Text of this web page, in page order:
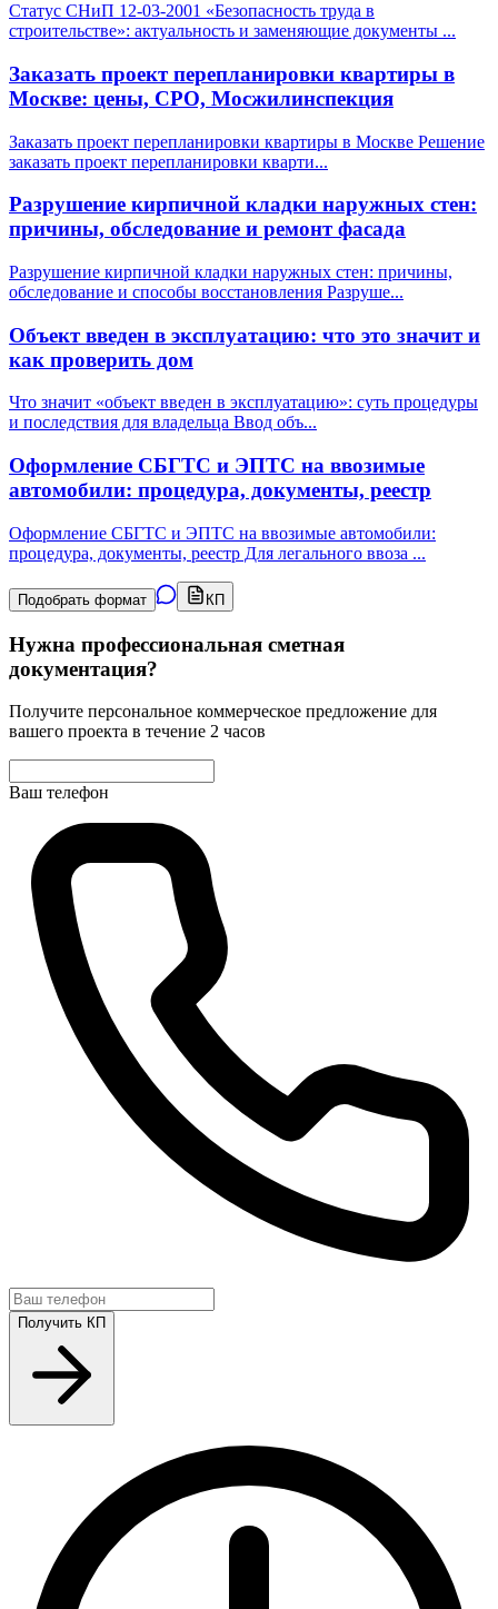
Статус СНиП 12-03-2001 «Безопасность труда в
строительстве»: актуальность и заменяющие документы ...
Заказать проект перепланировки квартиры в
Москве: цены, СРО, Мосжилинспекция
Заказать проект перепланировки квартиры в Москве Решение
заказать проект перепланировки кварти...
Разрушение кирпичной кладки наружных стен:
причины, обследование и ремонт фасада
Разрушение кирпичной кладки наружных стен: причины,
обследование и способы восстановления Разруше...
Объект введен в эксплуатацию: что это значит и
как проверить дом
Что значит «объект введен в эксплуатацию»: суть процедуры
и последствия для владельца Ввод объ...
Оформление СБГТС и ЭПТС на ввозимые
автомобили: процедура, документы, реестр
Оформление СБГТС и ЭПТС на ввозимые автомобили:
процедура, документы, реестр Для легального ввоза ...
Подобрать формат КП
Нужна профессиональная сметная
документация?
Получите персональное коммерческое предложение для
вашего проекта в течение 2 часов
Ваш телефон
Получить КП